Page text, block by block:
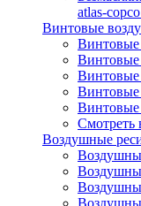
atlas-
Винтовые
Винтовые
Винтовые
Винтовые
Винтовые
Винтовые
Смотреть
Воздушные